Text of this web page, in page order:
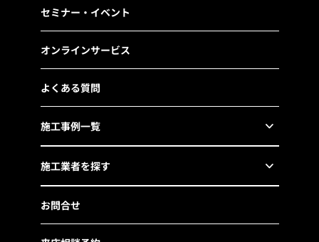
セミナー・イベント
オンラインサービス
よくある質問
施工事例一覧
施工業者を探す
お問合せ